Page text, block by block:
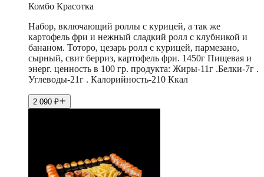
Комбо Красотка
Набор, включающий роллы с курицей, а так же
картофель фри и нежный сладкий ролл с клубникой и
бананом. Тоторо, цезарь ролл с курицей, пармезано,
сырный, свит берриз, картофель фри. 1450г Пищевая и
энерг. ценность в 100 гр. продукта: Жиры-11г .Белки-7г .
Углеводы-21г . Калорийность-210 Ккал
2 090 ₽